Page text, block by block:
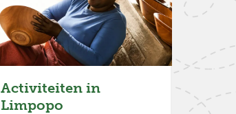
Activiteiten in
Limpopo